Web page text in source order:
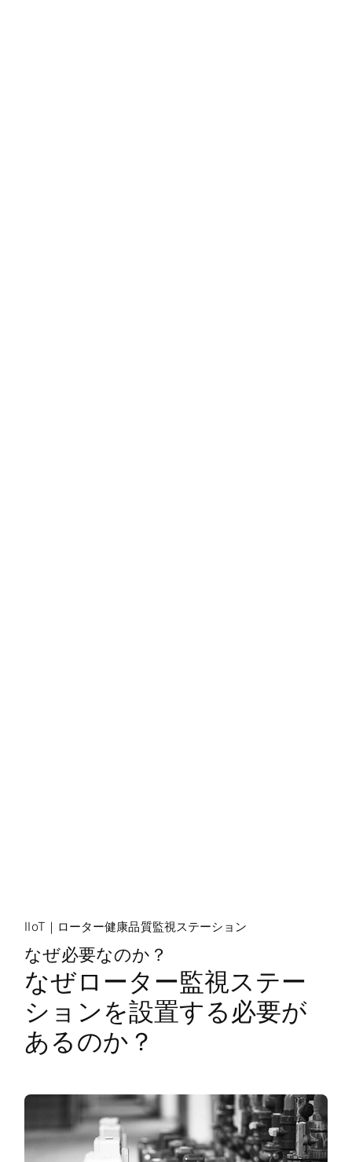
IIoT ｜ローター健康品質監視ステーション
なぜ必要なのか？
なぜローター監視ステー
ションを設置する必要が
あるのか？